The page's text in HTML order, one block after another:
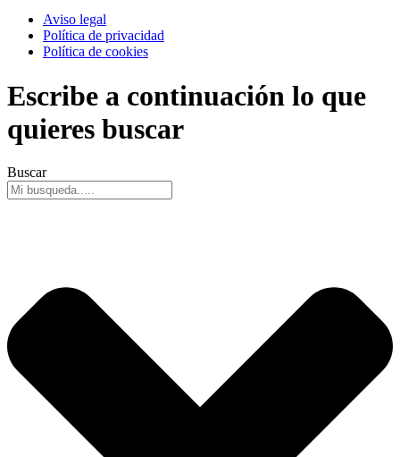
Aviso legal
Política de privacidad
Política de cookies
Escribe a continuación lo que
quieres buscar
Buscar